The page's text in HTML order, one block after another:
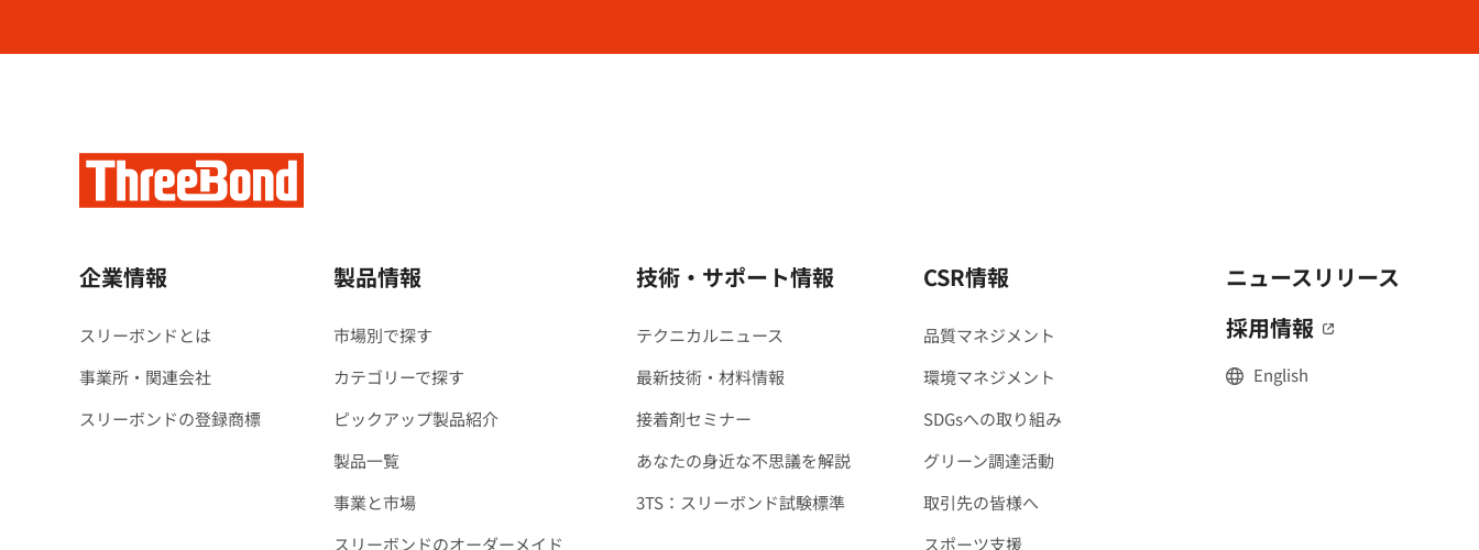
企業情報
スリーボンドとは
事業所・関連会社
スリーボンドの登録商標
製品情報
市場別で探す
カテゴリーで探す
ピックアップ製品紹介
製品一覧
事業と市場
スリーボンドのオーダーメイド
技術・サポート情報
テクニカルニュース
最新技術・材料情報
接着剤セミナー
あなたの身近な不思議を解説
3TS：スリーボンド試験標準
CSR情報
品質マネジメント
環境マネジメント
SDGsへの取り組み
グリーン調達活動
取引先の皆様へ
スポーツ支援
ニュースリリース
採用情報
English